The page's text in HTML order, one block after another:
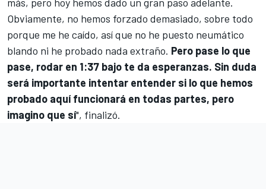
más, pero hoy hemos dado un gran paso adelante.
Obviamente, no hemos forzado demasiado, sobre todo
porque me he caído, así que no he puesto neumático
blando ni he probado nada extraño. Pero pase lo que
pase, rodar en 1:37 bajo te da esperanzas. Sin duda
será importante intentar entender si lo que hemos
probado aquí funcionará en todas partes, pero
imagino que sí", finalizó.